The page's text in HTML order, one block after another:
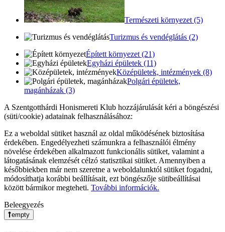
Természeti környezet (5)
Turizmus és vendéglátás (2)
Épített környezet (21)
Egyházi épületek (11)
Középületek, intézmények (8)
Polgári épületek,
magánházak (3)
A Szentgotthárdi Honismereti Klub hozzájárulását kéri a böngészési
(süti/cookie) adatainak felhasználásához:
Ez a weboldal sütiket használ az oldal működésének biztosítása
érdekében. Engedélyezheti számunkra a felhasználói élmény
növelése érdekében alkalmazott funkcionális sütiket, valamint a
látogatásának elemzését célzó statisztikai sütiket. Amennyiben a
későbbiekben már nem szeretne a weboldalunktól sütiket fogadni,
módosíthatja korábbi beállításait, ezt böngészője sütibeállításai
között bármikor megteheti. További információk.
Beleegyezés
empty